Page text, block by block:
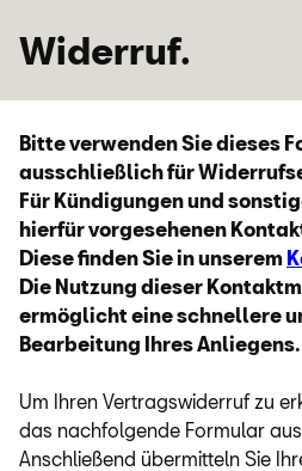
Widerruf.
Bitte verwenden Sie dieses
ausschließlich für
Für Kündigungen und
hierfür vorgesehenen
Diese finden Sie in unserem
Die Nutzung dieser
ermöglicht eine schnellere
Bearbeitung Ihres Anliegens.
Um Ihren Vertragswiderruf zu
das nachfolgende Formular
Anschließend übermitteln Sie